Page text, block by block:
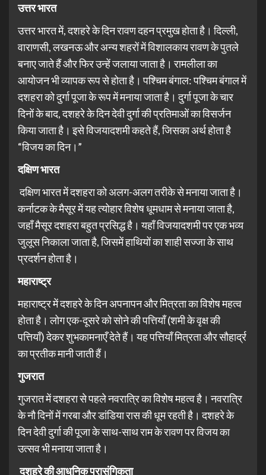
उत्तर भारत
उत्तर भारत में, दशहरे के दिन रावण दहन प्रमुख होता है। दिल्ली,
वाराणसी, लखनऊ और अन्य शहरों में विशालकाय रावण के पुतले
बनाए जाते हैं और फिर उन्हें जलाया जाता है। रामलीला का
आयोजन भी व्यापक रूप से होता है। पश्चिम बंगाल: पश्चिम बंगाल में
दशहरा को दुर्गा पूजा के रूप में मनाया जाता है। दुर्गा पूजा के चार
दिनों के बाद, दशहरे के दिन देवी दुर्गा की प्रतिमाओं का विसर्जन
किया जाता है। इसे विजयादशमी कहते हैं, जिसका अर्थ होता है
“विजय का दिन।”
दक्षिण भारत
दक्षिण भारत में दशहरा को अलग-अलग तरीके से मनाया जाता है।
कर्नाटक के मैसूर में यह त्योहार विशेष धूमधाम से मनाया जाता है,
जहाँ मैसूर दशहरा बहुत प्रसिद्ध है। यहाँ विजयादशमी पर एक भव्य
जुलूस निकाला जाता है, जिसमें हाथियों का शाही सज्जा के साथ
प्रदर्शन होता है।
महाराष्ट्र
महाराष्ट्र में दशहरे के दिन अपनापन और मित्रता का विशेष महत्व
होता है। लोग एक-दूसरे को सोने की पत्तियाँ (शमी के वृक्ष की
पत्तियाँ) देकर शुभकामनाएँ देते हैं। यह पत्तियाँ मित्रता और सौहार्द्र
का प्रतीक मानी जाती हैं।
गुजरात
गुजरात में दशहरा से पहले नवरात्रि का विशेष महत्व है। नवरात्रि
के नौ दिनों में गरबा और डांडिया रास की धूम रहती है। दशहरे के
दिन देवी दुर्गा की पूजा के साथ-साथ राम के रावण पर विजय का
उत्सव भी मनाया जाता है।
दशहरे की आधुनिक प्रासंगिकता